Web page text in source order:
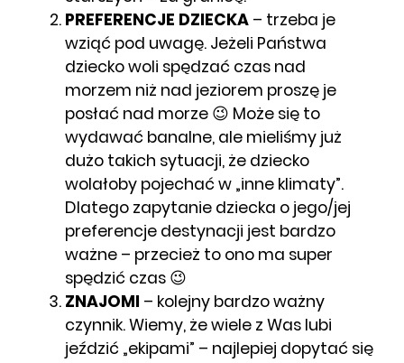
PREFERENCJE DZIECKA – trzeba je
wziąć pod uwagę. Jeżeli Państwa
dziecko woli spędzać czas nad
morzem niż nad jeziorem proszę je
posłać nad morze 😉 Może się to
wydawać banalne, ale mieliśmy już
dużo takich sytuacji, że dziecko
wolałoby pojechać w „inne klimaty”.
Dlatego zapytanie dziecka o jego/jej
preferencje destynacji jest bardzo
ważne – przecież to ono ma super
spędzić czas 😉
ZNAJOMI – kolejny bardzo ważny
czynnik. Wiemy, że wiele z Was lubi
jeździć „ekipami” – najlepiej dopytać się